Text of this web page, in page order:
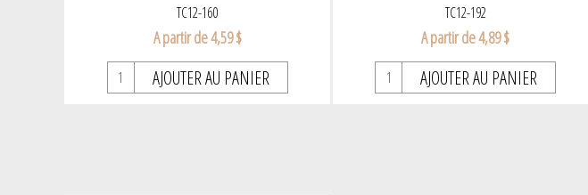
TC12-160
A partir de 4,59 $
AJOUTER AU PANIER
TC12-192
A partir de 4,89 $
AJOUTER AU PANIER